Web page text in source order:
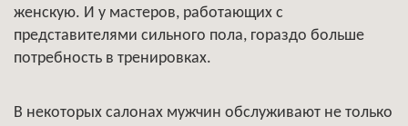
женскую. И у мастеров, работающих с
представителями сильного пола, гораздо больше
потребность в тренировках.
В некоторых салонах мужчин обслуживают не только